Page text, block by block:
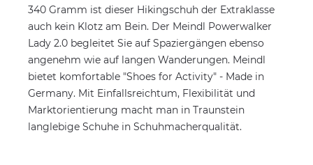
340 Gramm ist dieser Hikingschuh der Extraklasse
auch kein Klotz am Bein. Der Meindl Powerwalker
Lady 2.0 begleitet Sie auf Spaziergängen ebenso
angenehm wie auf langen Wanderungen. Meindl
bietet komfortable "Shoes for Activity" - Made in
Germany. Mit Einfallsreichtum, Flexibilität und
Marktorientierung macht man in Traunstein
langlebige Schuhe in Schuhmacherqualität.